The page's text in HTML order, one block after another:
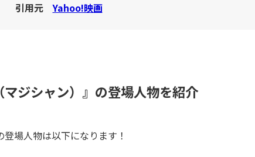
引用元
Yahoo!映画
ジシャン）』の登場人物を紹介
場人物は以下になります！